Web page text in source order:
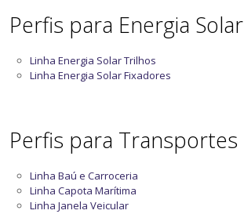
Perfis para Energia Solar
Linha Energia Solar Trilhos
Linha Energia Solar Fixadores
Perfis para Transportes
Linha Baú e Carroceria
Linha Capota Marítima
Linha Janela Veicular